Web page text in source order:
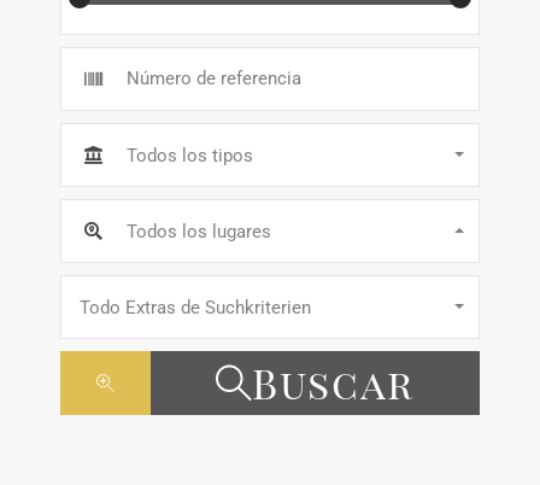
Todos los tipos
Todos los lugares
Todo Extras de Suchkriterien
Buscar